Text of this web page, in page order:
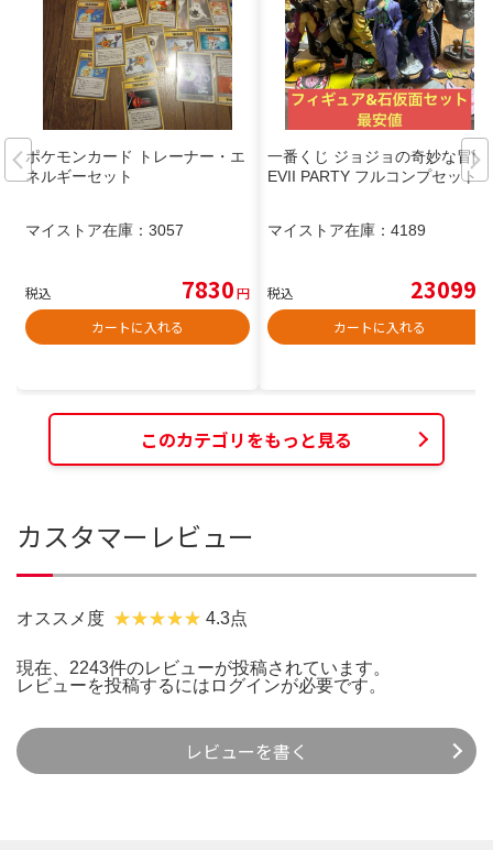
ポケモンカード トレーナー・エ
ネルギーセット
マイストア在庫： 3057
税込 7830円
カートに入れる
一番くじ ジョジョの奇妙な冒険
EVII PARTY フルコンプセット
マイストア在庫： 4189
税込 23099
カートに入れる
このカテゴリをもっと見る
カスタマーレビュー
オススメ度 4.3点
現在、2243件のレビューが投稿されています。
レビューを投稿するには ログインが必要です。
レビューを書く